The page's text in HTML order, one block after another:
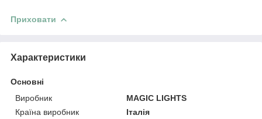
Приховати
Характеристики
Основні
Виробник
MAGIC LIGHTS
Країна виробник
Італія